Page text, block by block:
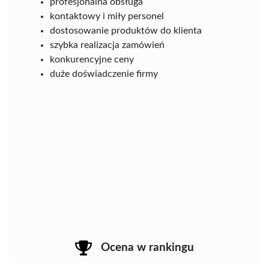
kontaktowy i miły personel
dostosowanie produktów do klienta
szybka realizacja zamówień
konkurencyjne ceny
duże doświadczenie firmy
Ocena w rankingu